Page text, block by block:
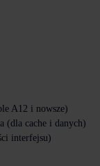
A12 i nowsze)
(dla cache i danych)
interfejsu)